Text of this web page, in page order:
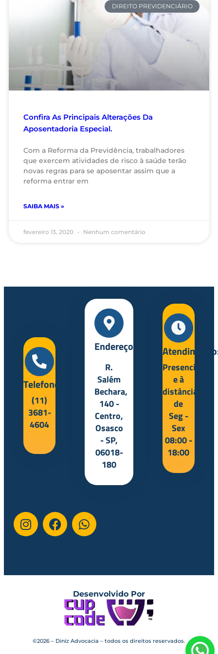
DIREITO PREVIDENCIÁRIO
Confira As Principais Alterações Da
Aposentadoria Especial.
Com a Reforma da Previdência, trabalhadores
que exercem atividades de risco à saúde terão
novas regras para se aposentar assim que a
reforma entrar em
SAIBA MAIS »
fevereiro 13, 2020 Nenhum comentário
Telefone:
(11)
3681-
4604
Endereço:
R.
Salém
Bechara,
140 -
Centro,
Osasco
- SP,
06018-
180
Presencial
e à
distância
de
Seg -
Sex
08:00 -
18:00
©2026 – Diniz Advocacia – todos os direitos reservados.
Desenvolvido Por